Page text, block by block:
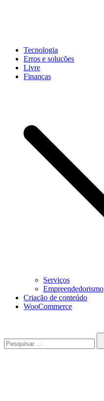
John-Henrique
Distribuindo conteúdo útil
Tecnologia
Erros e soluções
Livre
Finanças
Serviços
Empreendedorismo
Criação de conteúdo
WooCommerce